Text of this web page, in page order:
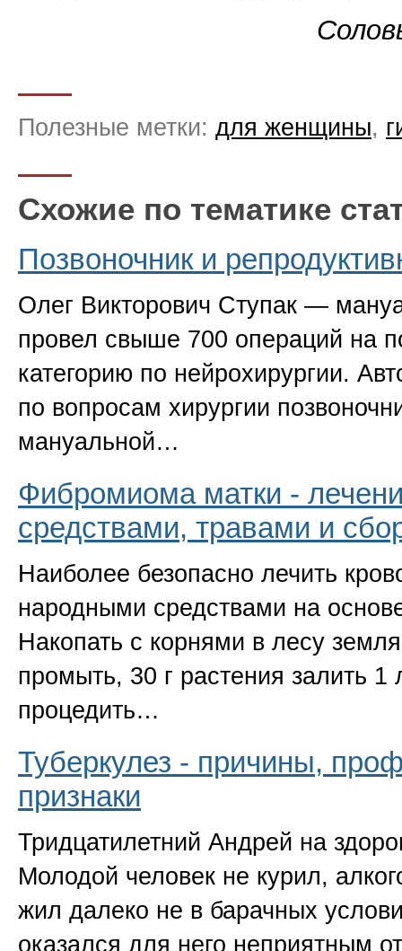
Полезные метки: для женщины,
Схожие по тематике
Позвоночник и
Олег Викторович Ступак —
провел свыше 700 операций на
категорию по нейрохирургии.
по вопросам хирургии
мануальной…
Фибромиома матки -
средствами, травами и
Наиболее безопасно лечить
народными средствами на
Накопать с корнями в лесу
промыть, 30 г растения залить 1
процедить…
Туберкулез - причины,
признаки
Тридцатилетний Андрей на
Молодой человек не курил,
жил далеко не в барачных
оказался для него неприятным